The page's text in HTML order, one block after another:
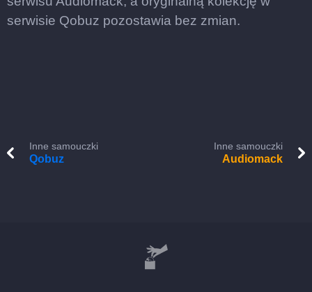
serwisie Qobuz pozostawia bez zmian.
Inne samouczki
Qobuz
Inne samouczki
Audiomack